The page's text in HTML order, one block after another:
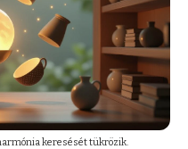
keresését tükrözik.